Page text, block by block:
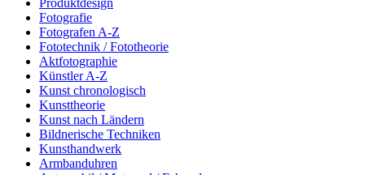
Fotografie
Fotografen A-Z
Fototechnik / Fototheorie
Aktfotographie
Künstler A-Z
Kunst chronologisch
Kunsttheorie
Kunst nach Ländern
Bildnerische Techniken
Kunsthandwerk
Armbanduhren